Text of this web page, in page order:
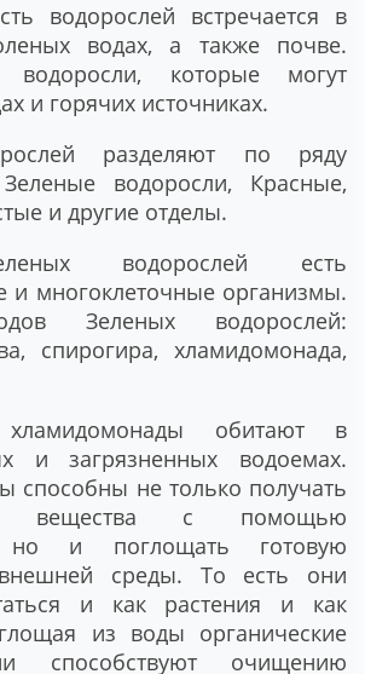
водорослей встречается в
водах, а также почве.
которые могут
и горячих источниках.
разделяют по ряду
водоросли, Красные,
и другие отделы.
водорослей есть
и многоклеточные организмы.
Зеленых водорослей:
спирогира, хламидомонада,
хламидомонады обитают в
и загрязненных водоемах.
способны не только получать
вещества с помощью
но и поглощать готовую
среды. То есть они
и как растения и как
из воды органические
способствуют очищению